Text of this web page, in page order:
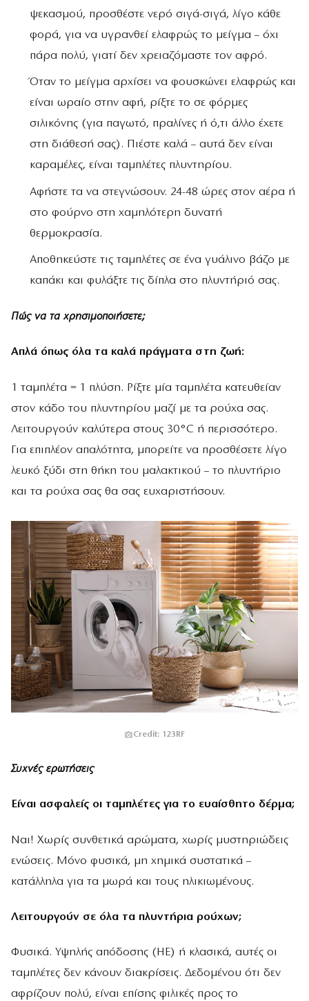
ψεκασμού, προσθέστε νερό σιγά-σιγά, λίγο κάθε
φορά, για να υγρανθεί ελαφρώς το μείγμα – όχι
πάρα πολύ, γιατί δεν χρειαζόμαστε τον αφρό.
Όταν το μείγμα αρχίσει να φουσκώνει ελαφρώς και
είναι ωραίο στην αφή, ρίξτε το σε φόρμες
σιλικόνης (για παγωτό, πραλίνες ή ό,τι άλλο έχετε
στη διάθεσή σας). Πιέστε καλά – αυτά δεν είναι
καραμέλες, είναι ταμπλέτες πλυντηρίου.
Αφήστε τα να στεγνώσουν. 24-48 ώρες στον αέρα ή
στο φούρνο στη χαμηλότερη δυνατή
θερμοκρασία.
Αποθηκεύστε τις ταμπλέτες σε ένα γυάλινο βάζο με
καπάκι και φυλάξτε τις δίπλα στο πλυντήριό σας.
Πώς να τα χρησιμοποιήσετε;
Απλά όπως όλα τα καλά πράγματα στη ζωή:
1 ταμπλέτα = 1 πλύση. Ρίξτε μία ταμπλέτα κατευθείαν
στον κάδο του πλυντηρίου μαζί με τα ρούχα σας.
Λειτουργούν καλύτερα στους 30°C ή περισσότερο.
Για επιπλέον απαλότητα, μπορείτε να προσθέσετε λίγο
λευκό ξύδι στη θήκη του μαλακτικού – το πλυντήριο
και τα ρούχα σας θα σας ευχαριστήσουν.
Credit: 123RF
Συχνές ερωτήσεις
Είναι ασφαλείς οι ταμπλέτες για το ευαίσθητο δέρμα;
Ναι! Χωρίς συνθετικά αρώματα, χωρίς μυστηριώδεις
ενώσεις. Μόνο φυσικά, μη χημικά συστατικά –
κατάλληλα για τα μωρά και τους ηλικιωμένους.
Λειτουργούν σε όλα τα πλυντήρια ρούχων;
Φυσικά. Υψηλής απόδοσης (HE) ή κλασικά, αυτές οι
ταμπλέτες δεν κάνουν διακρίσεις. Δεδομένου ότι δεν
αφρίζουν πολύ, είναι επίσης φιλικές προς το